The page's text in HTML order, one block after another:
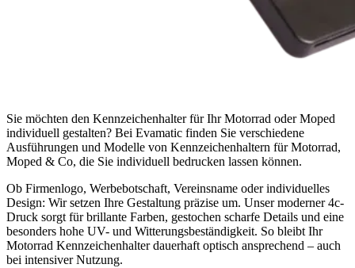
Sie möchten den Kennzeichenhalter für Ihr Motorrad oder Moped
individuell gestalten? Bei Evamatic finden Sie verschiedene
Ausführungen und Modelle von Kennzeichenhaltern für Motorrad,
Moped & Co, die Sie individuell bedrucken lassen können.
Ob Firmenlogo, Werbebotschaft, Vereinsname oder individuelles
Design: Wir setzen Ihre Gestaltung präzise um. Unser moderner 4c-
Druck sorgt für brillante Farben, gestochen scharfe Details und eine
besonders hohe UV- und Witterungsbeständigkeit. So bleibt Ihr
Motorrad Kennzeichenhalter dauerhaft optisch ansprechend – auch
bei intensiver Nutzung.